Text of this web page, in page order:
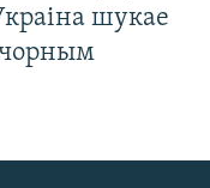
шукае